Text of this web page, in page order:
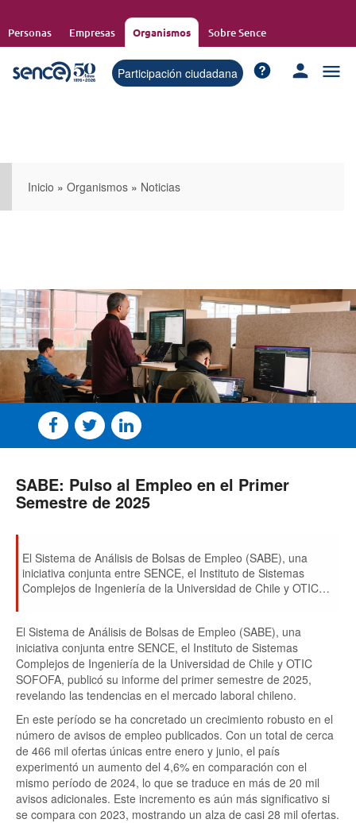
contenido
Personas Empresas Organismos Sobre Sence
Participación ciudadana
Inicio » Organismos » Noticias
SABE: Pulso al Empleo en el Primer
Semestre de 2025
El Sistema de Análisis de Bolsas de Empleo (SABE), una
iniciativa conjunta entre SENCE, el Instituto de Sistemas
Complejos de Ingeniería de la Universidad de Chile y OTIC
El Sistema de Análisis de Bolsas de Empleo (SABE), una
iniciativa conjunta entre SENCE, el Instituto de Sistemas
Complejos de Ingeniería de la Universidad de Chile y OTIC
SOFOFA, publicó su informe del primer semestre de 2025,
revelando las tendencias en el mercado laboral chileno.
En este período se ha concretado un crecimiento robusto en el
número de avisos de empleo publicados. Con un total de cerca
de 466 mil ofertas únicas entre enero y junio, el país
experimentó un aumento del 4,6% en comparación con el
mismo período de 2024, lo que se traduce en más de 20 mil
avisos adicionales. Este incremento es aún más significativo si
se compara con 2023, mostrando un alza de casi 28 mil ofertas.